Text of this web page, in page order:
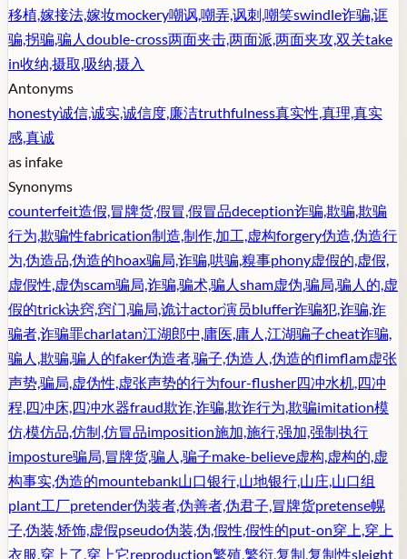
移植,嫁接法,嫁妆mockery嘲讽,嘲弄,讽刺,嘲笑swindle诈骗,诓
骗,拐骗,骗人 double-cross两面夹击,两面派,两面夹攻,双关take
in收纳,摄取,吸纳,摄入
Antonyms
honesty诚信,诚实,诚信度,廉洁truthfulness真实性,真理,真实
感,真诚
as infake
Synonyms
counterfeit造假,冒牌货,假冒,假冒品deception诈骗,欺骗,欺骗
行为,欺骗性fabrication制造,制作,加工,虚构forgery伪造,伪造行
为,伪造品,伪造的hoax骗局,诈骗,哄骗,糗事phony虚假的,虚假,
虚假性,虚伪scam骗局,诈骗,骗术,骗人 sham虚伪,骗局,骗人的,虚
假的trick诀窍,窍门,骗局,诡计actor演员bluffer诈骗犯,诈骗,诈
骗者,诈骗罪charlatan江湖郎中,庸医,庸人,江湖骗子cheat诈骗,
骗人,欺骗,骗人的faker伪造者,骗子,伪造人,伪造的flimflam虚张
声势,骗局,虚伪性,虚张声势的行为four-flusher四冲水机,四冲
程,四冲床,四冲水器fraud欺诈,诈骗,欺诈行为,欺骗imitation模
仿,模仿品,仿制,仿冒品imposition施加,施行,强加,强制执行
imposture骗局,冒牌货,骗人,骗子make-believe虚构,虚构的,虚
构事实,伪造的mountebank山口银行,山地银行,山庄,山口组
plant工厂pretender伪装者,伪善者,伪君子,冒牌货pretense幌
子,伪装,矫饰,虚假pseudo伪装,伪,假性,假性的put-on穿上,穿上
衣服,穿上了,穿上它reproduction繁殖,繁衍,复制,复制性sleight